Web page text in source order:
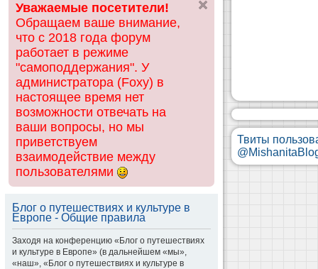
ск
Уважаемые посетители!
Обращаем ваше внимание,
что с 2018 года форум
работает в режиме
"самоподдержания". У
администратора (Foxy) в
настоящее время нет
возможности отвечать на
ваши вопросы, но мы
приветствуем
взаимодействие между
пользователями
Блог о путешествиях и культуре в
Европе - Общие правила
Заходя на конференцию «Блог о путешествиях
и культуре в Европе» (в дальнейшем «мы»,
«наш», «Блог о путешествиях и культуре в
Твиты